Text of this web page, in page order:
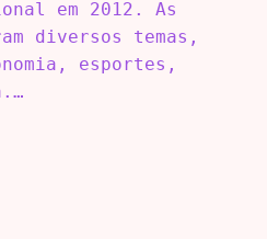
em 2012. As
diversos temas,
esportes,